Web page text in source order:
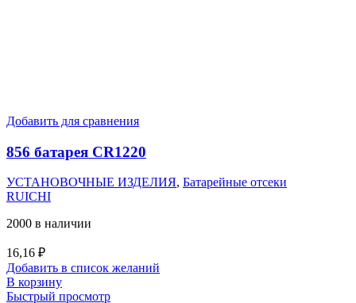
Добавить для сравнения
856 батарея CR1220
УСТАНОВОЧНЫЕ ИЗДЕЛИЯ, Батарейные отсеки
RUICHI
2000 в наличии
16,16 ₽
Добавить в список желаний
В корзину
Быстрый просмотр